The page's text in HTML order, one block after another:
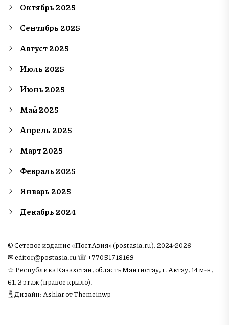
Октябрь 2025
Сентябрь 2025
Август 2025
Июль 2025
Июнь 2025
Май 2025
Апрель 2025
Март 2025
Февраль 2025
Январь 2025
Декабрь 2024
© Сетевое издание «ПостАзия» (postasia.ru), 2024-2026
✉︎editor@postasia.ru ☏ +77051718169
☆ Республика Казахстан, область Мангистау, г. Актау, 14 м-н,
61, 3 этаж (правое крыло).
🗒 Дизайн: Ashlar от Themeinwp